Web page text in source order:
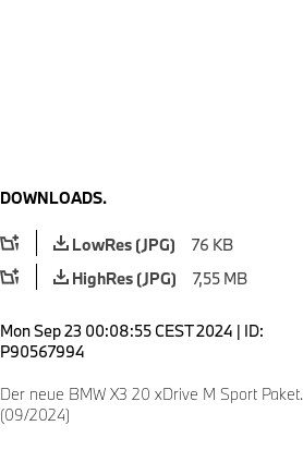
DOWNLOADS.
LowRes (JPG)
76 KB
HighRes (JPG)
7,55 MB
Mon Sep 23 00:08:55 CEST 2024 | ID:
P90567994
Der neue BMW X3 20 xDrive M Sport Paket.
(09/2024)